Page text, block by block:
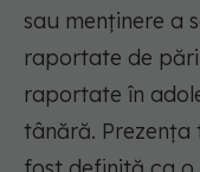
sau menținere a
raportate de
raportate în
tânără.